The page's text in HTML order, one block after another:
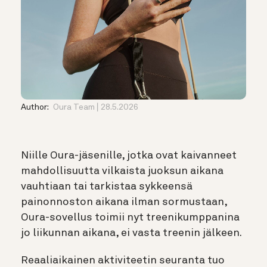
Author: Oura Team 28.5.2026
Niille Oura-jäsenille, jotka ovat kaivanneet
mahdollisuutta vilkaista juoksun aikana
vauhtiaan tai tarkistaa sykkeensä
painonnoston aikana ilman sormustaan,
Oura-sovellus toimii nyt treenikumppanina
jo liikunnan aikana, ei vasta treenin jälkeen.
Reaaliaikainen aktiviteetin seuranta tuo